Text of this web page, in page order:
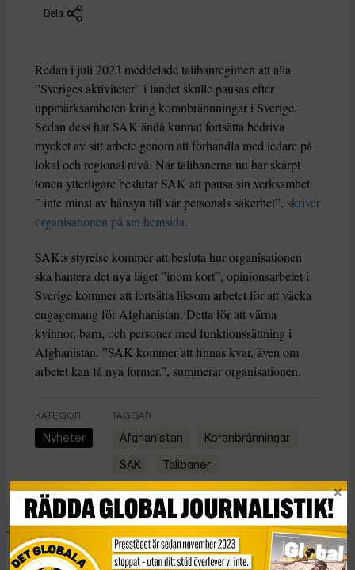
Dela
Redan i juli 2023 meddelade talibanregimen att alla
”Sveriges aktiviteter” i landet skulle pausas efter
uppmärksamheten kring koranbrännningar i Sverige.
Sedan dess har SAK ändå kunnat fortsätta bedriva
mycket av sitt arbete genom att förhandla med ledare på
lokal och regional nivå. När talibanerna nu har skärpt
tonen ytterligare beslutar SAK att pausa sin verksamhet,
” inte minst av hänsyn till vår personals säkerhet”, skriver
organisationen på sin hemsida.
SAK:s styrelse kommer att besluta hur organisationen
ska hantera det nya läget ”inom kort”, opinionsarbetet i
Sverige kommer att fortsätta liksom arbetet för att väcka
engagemang för Afghanistan. Detta för att värna
kvinnor, barn, och personer med funktionssättning i
Afghanistan. ”SAK kommer att finnas kvar, även om
arbetet kan få nya former.”, summerar organisationen.
KATEGORI
Nyheter
TAGGAR
Afghanistan koranbränningar
SAK talibaner